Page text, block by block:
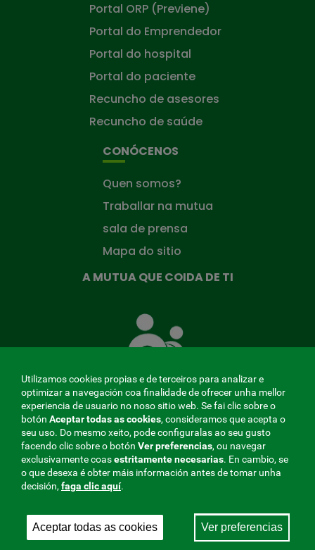
Portal ORP (Previene)
Portal do Emprendedor
Portal do hospital
Portal do paciente
Recuncho de asesores
Recuncho de saúde
CONÓCENOS
Quen somos?
Traballar na mutua
sala de prensa
Mapa do sitio
A MUTUA QUE COIDA DE TI
Mutua
que
MENÚ
REDES
SOCIALES
V20
Aviso legal|Privacidade
Mutua Colaboradora coa Seguridade Social, 275.
Utilizamos cookies propias e de terceiros para analizar e
optimizar a navegación coa finalidade de ofrecer unha mellor
experiencia de usuario no noso sitio web. Se fai clic sobre o
botón Aceptar todas as cookies, consideramos que acepta o
seu uso. Do mesmo xeito, pode configuralas ao seu gusto
facendo clic sobre o botón Ver preferencias, ou navegar
exclusivamente coasestritamentenecesarias. En cambio, se
o que desexa é obter máis información antes de tomar unha
decisión, faga clic aquí.
Aceptar todas as cookies Ver preferencias